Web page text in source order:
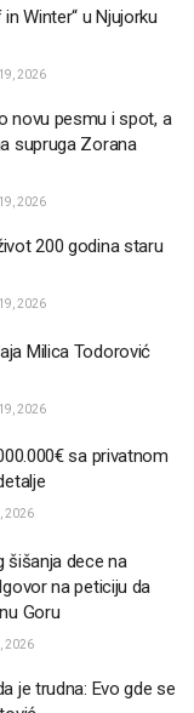
Winter“ u Njujorku
2026
novu pesmu i spot, a
supruga Zorana
2026
200 godina staru
2026
Milica Todorović
2026
sa privatnom
2026
šišanja dece na
na peticiju da
Goru
2026
je trudna: Evo gde se